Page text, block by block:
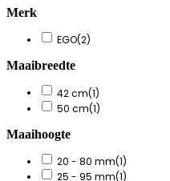
Merk
EGO(2)
Maaibreedte
42 cm(1)
50 cm(1)
Maaihoogte
20 - 80 mm(1)
25 - 95 mm(1)